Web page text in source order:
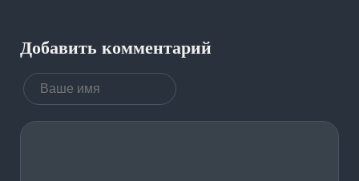
Добавить комментарий